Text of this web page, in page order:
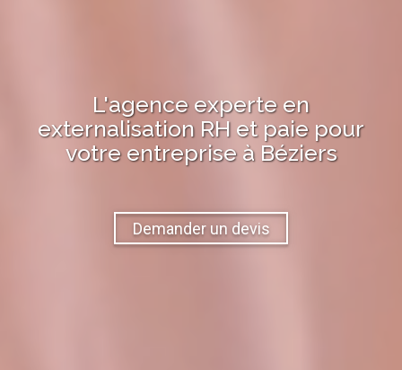
L'agence experte en
externalisation RH et paie pour
votre entreprise à Béziers
Demander un devis